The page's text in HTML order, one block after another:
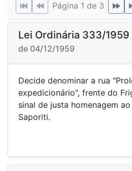
Página 1 de 3
Lei Ordinária 333/1959
de 04/12/1959
Decide denominar a rua
expedicionário", frente do
sinal de justa homenagem ao
Saporiti.